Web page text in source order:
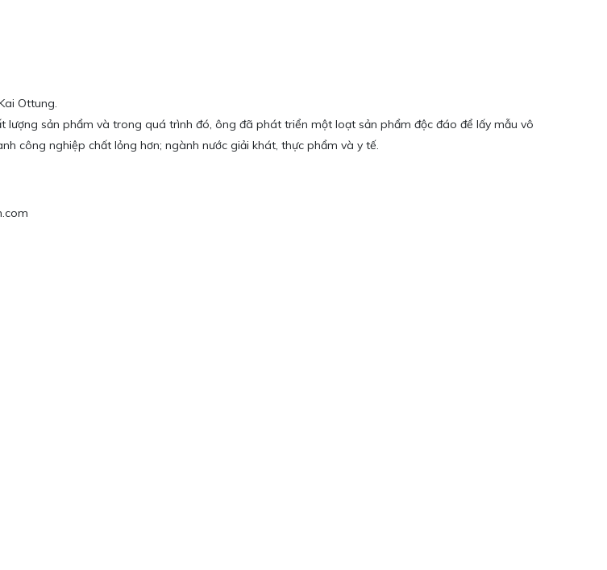
Ottung.
sản phẩm và trong quá trình đó, ông đã phát triển một loạt sản phẩm độc đáo để lấy mẫu vô
công nghiệp chất lỏng hơn; ngành nước giải khát, thực phẩm và y tế.